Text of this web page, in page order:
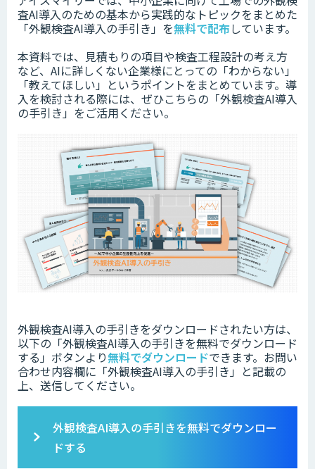
査AI導入のための基本から実践的なトピックをまとめた
「外観検査AI導入の手引き」を無料で配布しています。
本資料では、見積もりの項目や検査工程設計の考え方
など、AIに詳しくない企業様にとっての「わからない」
「教えてほしい」というポイントをまとめています。 導
入を検討される際には、ぜひこちらの「外観検査AI導入
の手引き」をご活用ください。
外観検査AI導入の手引きをダウンロードされたい方は、
以下の「外観検査AI導入の手引きを無料でダウンロード
する」ボタンより無料でダウンロードできます。 お問い
合わせ内容欄に「外観検査AI導入の手引き」と記載の
上、送信してください。
外観検査AI導入の手引きを無料でダウンロー
ドする